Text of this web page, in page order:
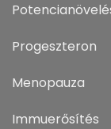
Progeszteron
Menopauza
Immuerősítés